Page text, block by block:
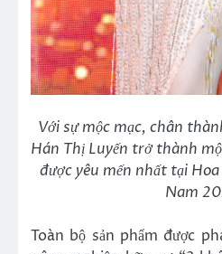
Với sự mộc mạc, chân
Hán Thị Luyến trở thành
được yêu mến nhất tại
Nam
Toàn bộ sản phẩm được